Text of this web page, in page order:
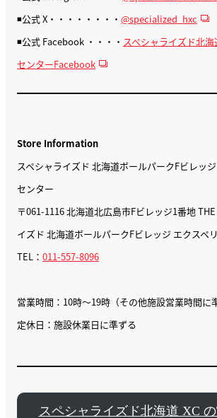
◾️公式 X・・・・・・・・ @specialized_hxc
◾️公式 Facebook ・・・・ スペシャライズド北
センターFacebook
Store Information
スペシャライズド 北海道ボールパークFビレッ
センター
〒061-1116 北海道北広島市Fビレッジ1番地
イズド 北海道ボールパークFビレッジ エクスペ
TEL： 011-557-8096
営業時間：10時〜19時（その他施設営業時間に
定休日：施設休業日に準ずる
スペシャライズド北海道 XC